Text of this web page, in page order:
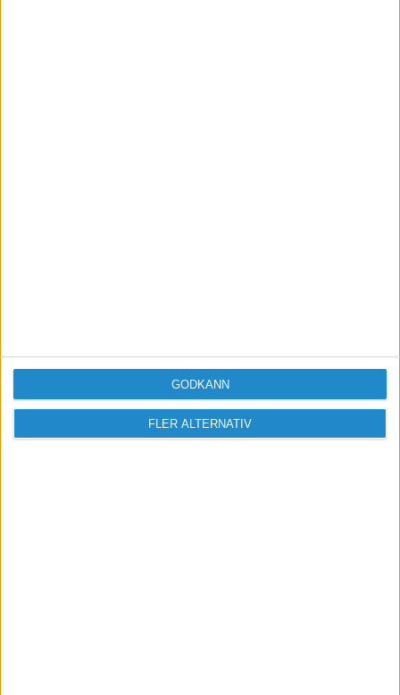
FLER ALTERNATIV
GODKÄNN
Sveriges största digitala